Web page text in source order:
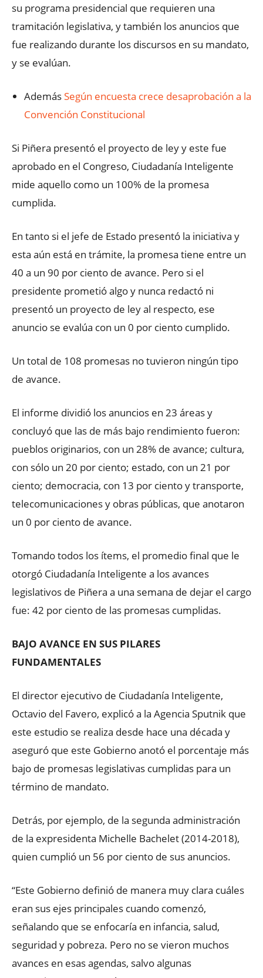
su programa presidencial que requieren una
tramitación legislativa, y también los anuncios que
fue realizando durante los discursos en su mandato,
y se evalúan.
AdemásSegún encuesta crece desaprobación a la
Convención Constitucional
Si Piñera presentó el proyecto de ley y este fue
aprobado en el Congreso, Ciudadanía Inteligente
mide aquello como un 100% de la promesa
cumplida.
En tanto si el jefe de Estado presentó la iniciativa y
esta aún está en trámite, la promesa tiene entre un
40 a un 90 por ciento de avance. Pero si el
presidente prometió algo y nunca redactó ni
presentó un proyecto de ley al respecto, ese
anuncio se evalúa con un 0 por ciento cumplido.
Un total de 108 promesas no tuvieron ningún tipo
de avance.
El informe dividió los anuncios en 23 áreas y
concluyó que las de más bajo rendimiento fueron:
pueblos originarios, con un 28% de avance; cultura,
con sólo un 20 por ciento; estado, con un 21 por
ciento; democracia, con 13 por ciento y transporte,
telecomunicaciones y obras públicas, que anotaron
un 0 por ciento de avance.
Tomando todos los ítems, el promedio final que le
otorgó Ciudadanía Inteligente a los avances
legislativos de Piñera a una semana de dejar el cargo
fue: 42 por ciento de las promesas cumplidas.
BAJO AVANCE EN SUS PILARES
FUNDAMENTALES
El director ejecutivo de Ciudadanía Inteligente,
Octavio del Favero, explicó a la Agencia Sputnik que
este estudio se realiza desde hace una década y
aseguró que este Gobierno anotó el porcentaje más
bajo de promesas legislativas cumplidas para un
término de mandato.
Detrás, por ejemplo, de la segunda administración
de la expresidenta Michelle Bachelet (2014-2018),
quien cumplió un 56 por ciento de sus anuncios.
“Este Gobierno definió de manera muy clara cuáles
eran sus ejes principales cuando comenzó,
señalando que se enfocaría en infancia, salud,
seguridad y pobreza. Pero no se vieron muchos
avances en esas agendas, salvo algunas